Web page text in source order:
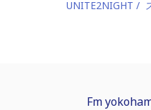
UNITE2NIGHT
Fm